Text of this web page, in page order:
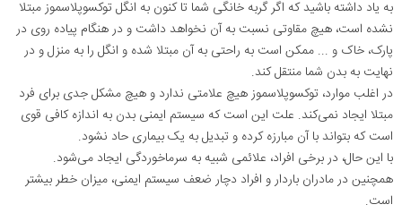
به یاد داشته باشید که اگر گربه خانگی شما تا کنون به انگل توکسوپلاسموز مبتلا
نشده است، هیچ مقاوتی نسبت به آن نخواهد داشت و در هنگام پیاده روی در
پارک، خاک و ... ممکن است به راحتی به آن مبتلا شده و انگل را به منزل و در
نهایت به بدن شما منتقل کند.
در اغلب موارد، توکسوپلاسموز هیچ علامتی ندارد و هیچ مشکل جدی برای فرد
مبتلا ایجاد نمی‌کند. علت این است که سیستم ایمنی بدن به اندازه کافی قوی
است که بتواند با آن مبارزه کرده و تبدیل به یک بیماری حاد نشود.
با این حال، در برخی افراد، علائمی شبیه به سرماخوردگی ایجاد می‌شود.
همچنین در مادران باردار و افراد دچار ضعف سیستم ایمنی، میزان خطر بیشتر
است.